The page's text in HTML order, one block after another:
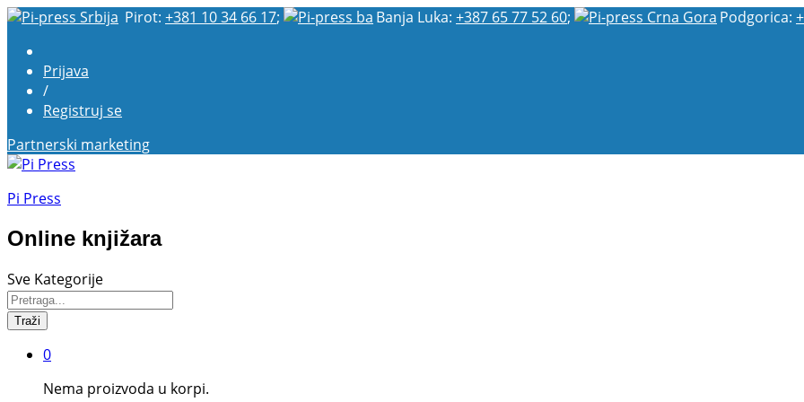
Pirot: +381 10 34 66 17; Banja Luka: +387 65 77 52 60; Podgorica:
Prijava
/
Registruj se
Partnerski marketing
Pi Press
Online knjižara
Sve Kategorije
Traži
0
Nema proizvoda u korpi.